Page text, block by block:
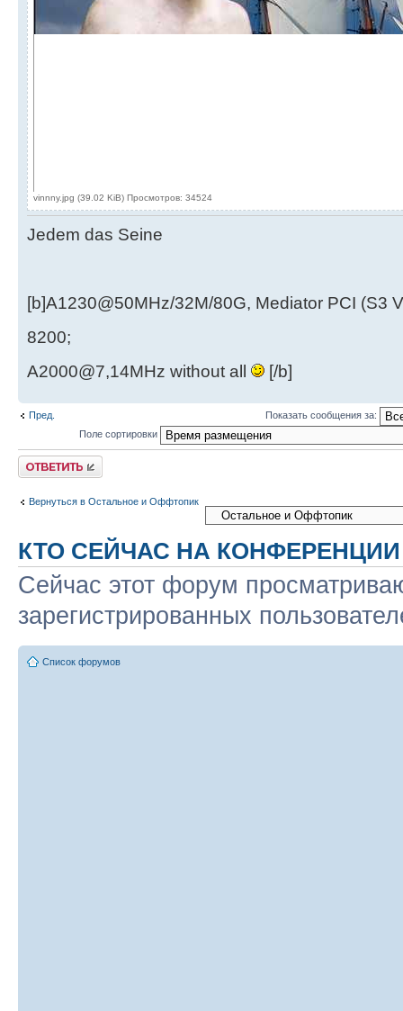
vinnny.jpg (39.02 KiB) Просмотров: 34524
Jedem das Seine
[b]A1230@50MHz/32M/80G, Mediator PCI (S3
8200;
A2000@7,14MHz without all
[/b]
Пред.
Показать сообщения за:
Поле сортировки
Ответить
Вернуться в Остальное и Оффтопик
КТО СЕЙЧАС НА КОНФЕРЕНЦИИ
Сейчас этот форум
зарегистрированных
Список форумов